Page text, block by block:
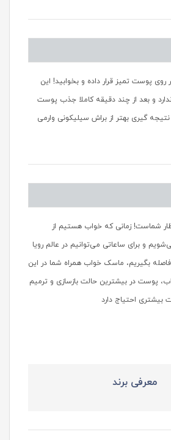
روی پوست تمیز قرار داده و بخوابید! این
و بعد از چند دقیقه کاملا جذب پوست
گیری بهتر از براش سیلیکونی وارمی
شماست! زمانی که خواب هستیم از
و برای ساعاتی می‌توانیم در عالم رویا
بگیریم، ماسک خواب همراه شما در این
پوست در بیشترین حالت بازسازی و ترمیم
بیشتری احتیاج دارد
معرفی برند